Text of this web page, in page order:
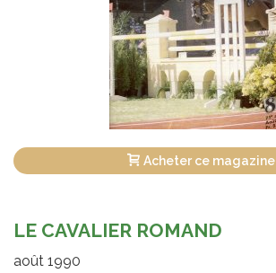
Acheter ce magazine
LE CAVALIER ROMAND
août 1990